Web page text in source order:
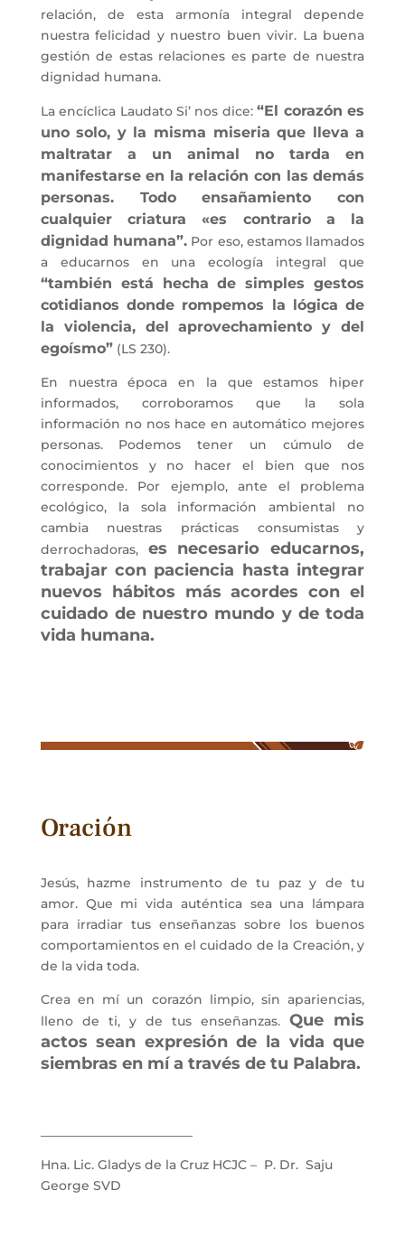
relación, de esta armonía integral depende
nuestra felicidad y nuestro buen vivir. La buena
gestión de estas relaciones es parte de nuestra
dignidad humana.
La encíclica Laudato Si’ nos dice:“El corazón es
uno solo, y la misma miseria que lleva a
maltratar a un animal no tarda en
manifestarse en la relación con las demás
personas. Todo ensañamiento con
cualquier criatura «es contrario a la
dignidad humana”. Por eso, estamos llamados
a educarnos en una ecología integral que
“también está hecha de simples gestos
cotidianos donde rompemos la lógica de
la violencia, del aprovechamiento y del
egoísmo”(LS 230).
En nuestra época en la que estamos hiper
informados, corroboramos que la sola
información no nos hace en automático mejores
personas. Podemos tener un cúmulo de
conocimientos y no hacer el bien que nos
corresponde. Por ejemplo, ante el problema
ecológico, la sola información ambiental no
cambia nuestras prácticas consumistas y
derrochadoras, es necesario educarnos,
trabajar con paciencia hasta integrar
nuevos hábitos más acordes con el
cuidado de nuestro mundo y de toda
vida humana.
Oración
Jesús, hazme instrumento de tu paz y de tu
amor. Que mi vida auténtica sea una lámpara
para irradiar tus enseñanzas sobre los buenos
comportamientos en el cuidado de la Creación, y
de la vida toda.
Crea en mí un corazón limpio, sin apariencias,
lleno de ti, y de tus enseñanzas.Que mis
actos sean expresión de la vida que
siembras en mí a través de tu Palabra.
Hna. Lic. Gladys de la Cruz HCJC – P. Dr. Saju
George SVD